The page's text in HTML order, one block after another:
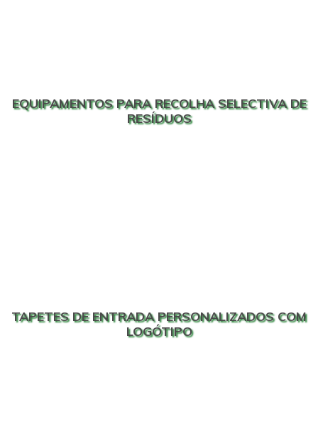
EQUIPAMENTOS PARA RECOLHA SELECTIVA DE
RESÍDUOS
TAPETES DE ENTRADA PERSONALIZADOS COM
LOGÓTIPO